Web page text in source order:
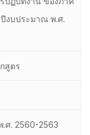
งบประมาณ พ.ศ.​
สูตร
ศ. 2560-2563